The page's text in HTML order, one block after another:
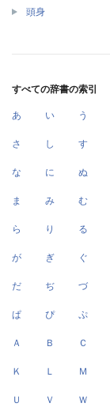
頭身
すべての辞書の索引
あ い う
さ し す
な に ぬ
ま み む
ら り る
が ぎ ぐ
だ ぢ づ
ぱ ぴ ぷ
Ａ Ｂ Ｃ
Ｋ Ｌ Ｍ
Ｕ Ｖ Ｗ